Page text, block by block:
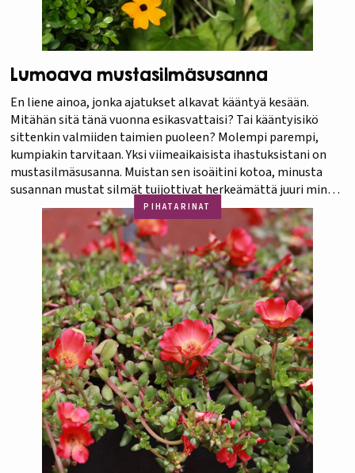
Lumoava mustasilmäsusanna
En liene ainoa, jonka ajatukset alkavat kääntyä kesään.
Mitähän sitä tänä vuonna esikasvattaisi? Tai kääntyisikö
sittenkin valmiiden taimien puoleen? Molempi parempi,
kumpiakin tarvitaan. Yksi viimeaikaisista ihastuksistani on
mustasilmäsusanna. Muistan sen isoäitini kotoa, minusta
susannan mustat silmät tuijottivat herkeämättä juuri minua.
Vähän pelottava siis. Vaiko vain lumoava? Näinkö se
muistuttaa olemassaolostaan vuosien jälkeen ja vinkkaa
tummaa…
PIHATARINAT